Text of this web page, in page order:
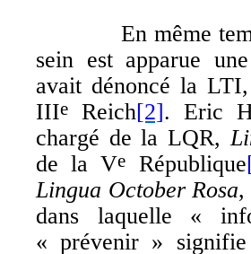
En même temps
sein est apparue
avait dénoncé la
IIIe Reich[2]. Eric
chargé de la LQR,
de la Ve République
Lingua October Rosa,
dans laquelle «
« prévenir »